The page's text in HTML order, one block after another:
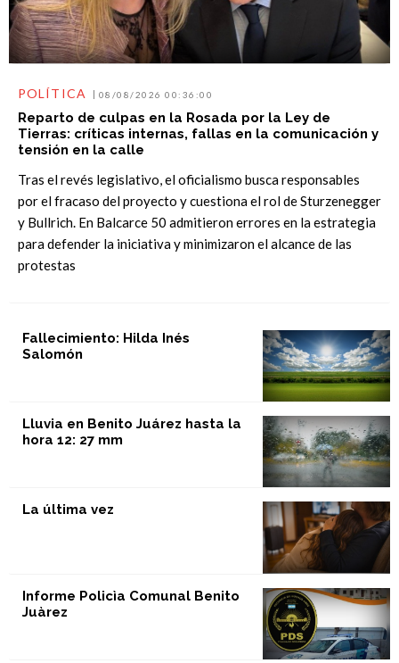
POLÍTICA 08/08/2026 00:36:00
Reparto de culpas en la Rosada por la Ley de
Tierras: críticas internas, fallas en la comunicación y
tensión en la calle
Tras el revés legislativo, el oficialismo busca responsables
por el fracaso del proyecto y cuestiona el rol de Sturzenegger
y Bullrich. En Balcarce 50 admitieron errores en la estrategia
para defender la iniciativa y minimizaron el alcance de las
protestas
Fallecimiento: Hilda Inés
Salomón
Lluvia en Benito Juárez hasta la
hora 12: 27 mm
La última vez
Informe Policìa Comunal Benito
Juàrez